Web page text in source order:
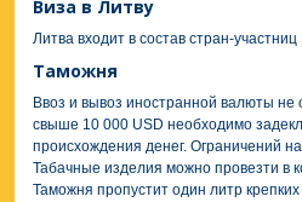
Виза в Литву
Литва входит в состав стран-
Таможня
Ввоз и вывоз иностранной валюты
свыше 10 000 USD необходимо
происхождения денег. Ограничений
Табачные изделия можно провезти в
Таможня пропустит один литр